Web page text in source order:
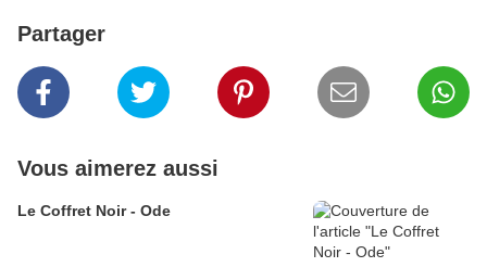
Partager
Vous aimerez aussi
Le Coffret Noir - Ode